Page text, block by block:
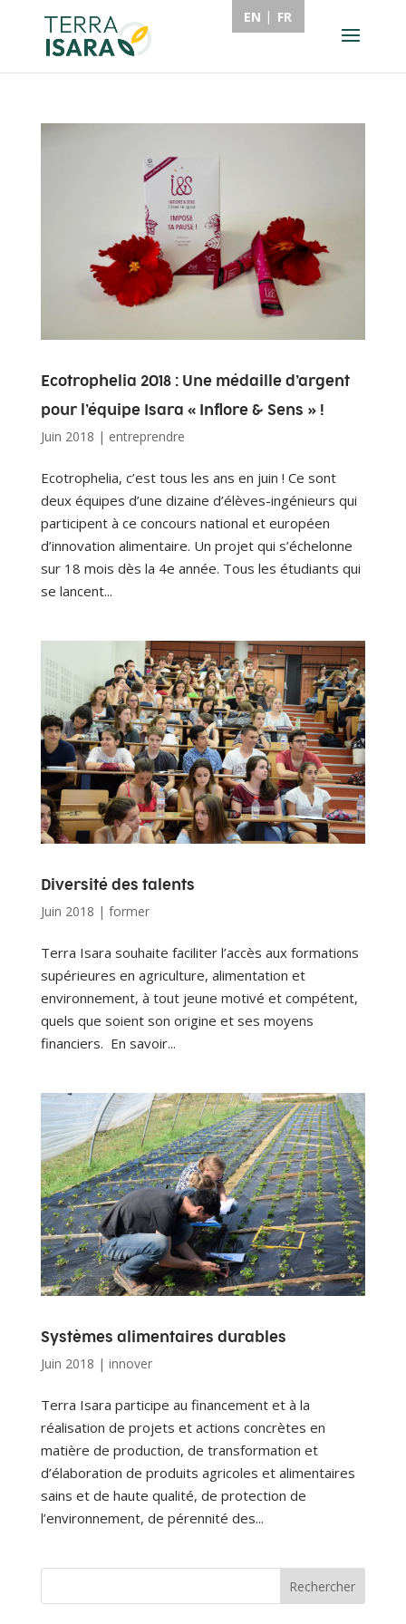
Ecotrophelia 2018 : Une médaille d’argent
pour l’équipe Isara « Inflore & Sens » !
Juin 2018 | entreprendre
Ecotrophelia, c’est tous les ans en juin ! Ce sont
deux équipes d’une dizaine d’élèves-ingénieurs qui
participent à ce concours national et européen
d’innovation alimentaire. Un projet qui s’échelonne
sur 18 mois dès la 4e année. Tous les étudiants qui
se lancent...
Diversité des talents
Juin 2018 | former
Terra Isara souhaite faciliter l’accès aux formations
supérieures en agriculture, alimentation et
environnement, à tout jeune motivé et compétent,
quels que soient son origine et ses moyens
financiers. En savoir...
Systèmes alimentaires durables
Juin 2018 | innover
Terra Isara participe au financement et à la
réalisation de projets et actions concrètes en
matière de production, de transformation et
d’élaboration de produits agricoles et alimentaires
sains et de haute qualité, de protection de
l’environnement, de pérennité des...
EN FR